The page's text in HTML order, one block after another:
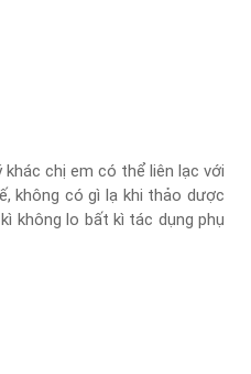
chị em có thể liên lạc với
không có gì lạ khi thảo dược
không lo bất kì tác dụng phụ